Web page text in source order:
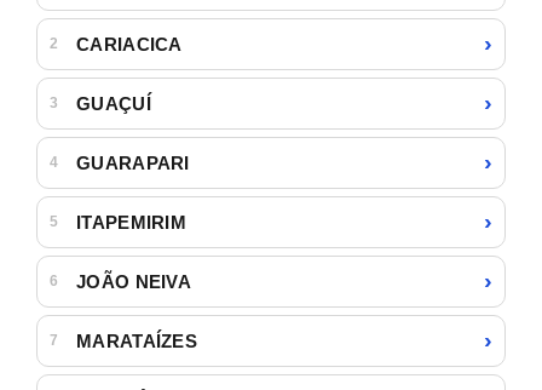
2 CARIACICA ›
3 GUAÇUÍ ›
4 GUARAPARI ›
5 ITAPEMIRIM ›
6 JOÃO NEIVA ›
7 MARATAÍZES ›